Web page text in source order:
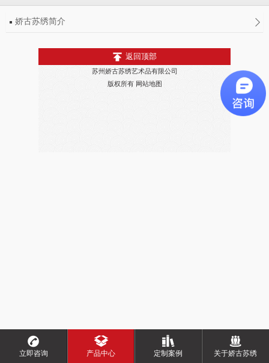
娇古苏绣简介
返回顶部
苏州娇古苏绣艺术品有限公司
版权所有 网站地图
立即咨询 产品中心 定制案例 关于娇古苏绣